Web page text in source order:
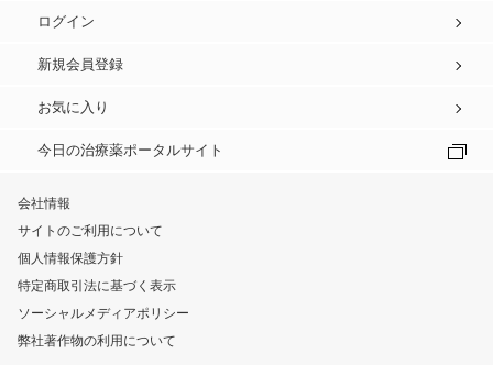
ログイン
新規会員登録
お気に入り
今日の治療薬ポータルサイト
会社情報
サイトのご利用について
個人情報保護方針
特定商取引法に基づく表示
ソーシャルメディアポリシー
弊社著作物の利用について